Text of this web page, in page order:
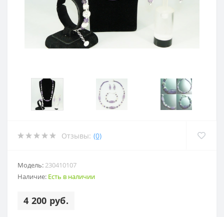
Отзывы: (0)
Модель:230410107
Наличие: Есть в наличии
4 200 руб.